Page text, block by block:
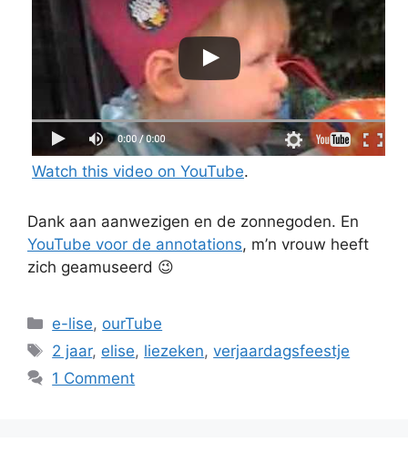
Watch this video on YouTube.
Dank aan aanwezigen en de zonnegoden. En
YouTube voor de annotations, m’n vrouw heeft
zich geamuseerd 😉
Categories
e-lise, ourTube
Tags
2 jaar, elise, liezeken,verjaardagsfeestje
1 Comment